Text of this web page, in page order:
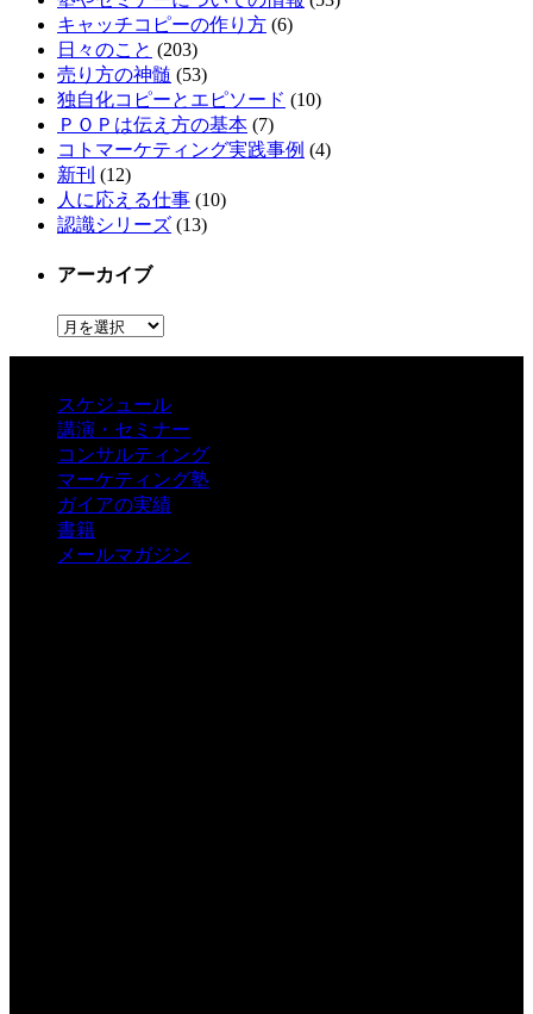
キャッチコピーの作り方 (6)
日々のこと (203)
売り方の神髄 (53)
独自化コピーとエピソード (10)
ＰＯＰは伝え方の基本 (7)
コトマーケティング実践事例 (4)
新刊 (12)
人に応える仕事 (10)
認識シリーズ (13)
アーカイブ
ア
イ
ブ
スケジュール
講演・セミナー
コンサルティング
マーケティング塾
ガイアの実績
書籍
メールマガジン